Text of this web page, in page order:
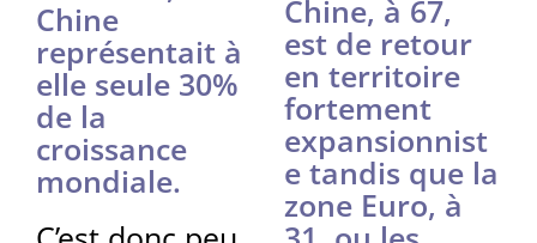
Chine
représentait à
elle seule 30%
de la
croissance
mondiale.
Chine, à 67,
est de retour
en territoire
fortement
expansionnist
e tandis que la
zone Euro, à